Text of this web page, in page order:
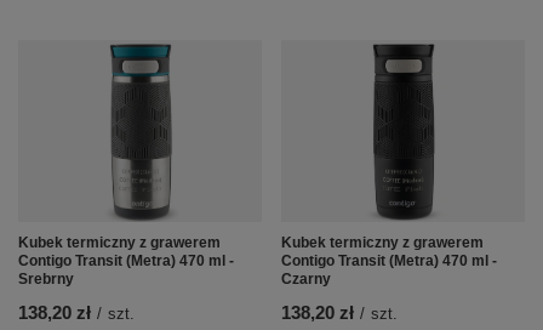
Kubek termiczny z grawerem
Contigo Transit (Metra) 470 ml -
Srebrny
138,20 zł / szt.
Kubek termiczny z grawerem
Contigo Transit (Metra) 470 ml -
Czarny
138,20 zł / szt.